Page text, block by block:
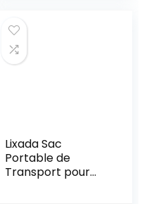
Lixada Sac
Portable de
Transport pour